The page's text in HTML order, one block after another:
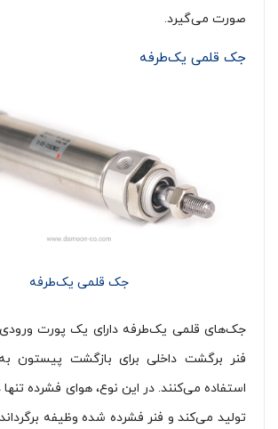
صورت می‌گیرد.
جک قلمی یک‌طرفه
جک قلمی یک‌طرفه
جک‌های قلمی یک‌طرفه دارای یک پورت ورودی
فنر برگشت داخلی برای بازگشت پیستون
استفاده می‌کنند. در این نوع، هوای فشرده
تولید می‌کند و فنر فشرده شده وظیفه